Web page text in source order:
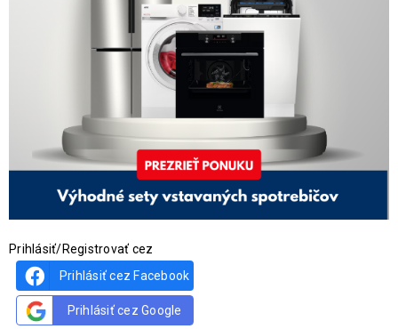
Prihlásiť/Registrovať cez
Prihlásiť cez Facebook
Prihlásiť cez Google